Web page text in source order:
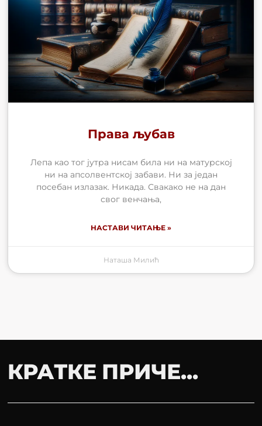
Права љубав
Лепа као тог јутра нисам била ни на матурској
ни на апсолвентској забави. Ни за један
посебан излазак. Никада. Свакако не на дан
свог венчања,
НАСТАВИ ЧИТАЊЕ »
Наташа Милић
КРАТКЕ ПРИЧЕ...